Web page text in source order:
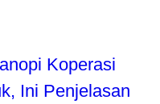
Koperasi
Ini Penjelasan